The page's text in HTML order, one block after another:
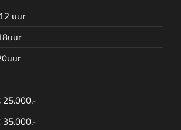
uur
25.000,-
35.000,-